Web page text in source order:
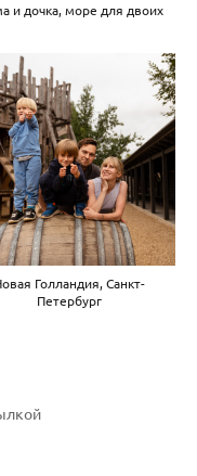
и дочка, море для двоих
Голландия, Санкт-
Петербург